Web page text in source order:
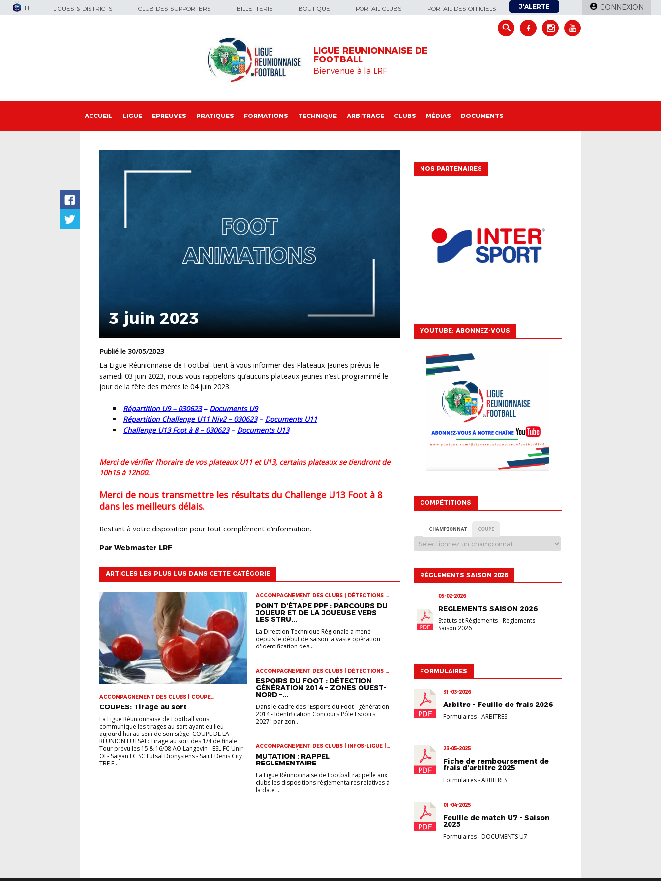
FFF LIGUES & DISTRICTS CLUB DES SUPPORTERS BILLETTERIE BOUTIQUE PORTAIL CLUBS PORTAIL DES OFFICIELS J'ALERTE CONNEXION
LIGUE REUNIONNAISE DE
FOOTBALL
Bienvenue à la LRF
ACCUEIL LIGUE EPREUVES PRATIQUES FORMATIONS TECHNIQUE ARBITRAGE CLUBS MÉDIAS DOCUMENTS
3 juin 2023
Publié le 30/05/2023
La Ligue Réunionnaise de Football tient à vous informer des Plateaux Jeunes prévus le
samedi 03 juin 2023, nous vous rappelons qu’aucuns plateaux jeunes n’est programmé le
jour de la fête des mères le 04 juin 2023.
Répartition U9 – 030623– Documents U9
Répartition Challenge U11 Niv2 – 030623– Documents U11
Challenge U13 Foot à 8 – 030623– Documents U13
Merci de vérifier l’horaire de vos plateaux U11 et U13, certains plateaux se tiendront de
10h15 à 12h00.
Merci de nous transmettre les résultats du Challenge U13 Foot à 8
dans les meilleurs délais.
Restant à votre disposition pour tout complément d’information.
Par Webmaster LRF
ARTICLES LES PLUS LUS DANS CETTE CATÉGORIE
ACCOMPAGNEMENT DES CLUBS | COUPE
DOMINIQUE SAUGER | COUPES | FOOT LOISIR |
FUTSAL | INFOS-LIGUE | JEUNES | U14 | U15 | U17 |
VIE DES CLUBS
COUPES: Tirage au sort
La Ligue Réunionnaise de Football vous
communique les tirages au sort ayant eu lieu
aujourd'hui au sein de son siège COUPE DE LA
RÉUNION FUTSAL: Tirage au sort des 1/4 de finale
Tour prévu les 15 & 16/08 AO Langevin - ESL FC Unir
OI - Saiyan FC SC Futsal Dionysiens - Saint Denis City
TBF F...
ACCOMPAGNEMENT DES CLUBS | DÉTECTIONS |
INFOS-LIGUE | PÔLE ESPOIRS | SPORT-ETUDE
FÉMININ | VIE DES CLUBS
POINT D’ÉTAPE PPF : PARCOURS DU
JOUEUR ET DE LA JOUEUSE VERS
LES STRU...
La Direction Technique Régionale a mené
depuis le début de saison la vaste opération
d'identification des...
ACCOMPAGNEMENT DES CLUBS | DÉTECTIONS |
INFOS-LIGUE | JEUNES | VIE DES CLUBS
ESPOIRS DU FOOT : DÉTECTION
GÉNÉRATION 2014 – ZONES OUEST-
NORD –...
Dans le cadre des "Espoirs du Foot - génération
2014 - Identification Concours Pôle Espoirs
2027" par zon...
ACCOMPAGNEMENT DES CLUBS | INFOS-LIGUE |
STATUTS ET RÈGLEMENTS | VIE DES CLUBS
MUTATION : RAPPEL
RÉGLEMENTAIRE
La Ligue Réunionnaise de Football rappelle aux
clubs les dispositions réglementaires relatives à
la date ...
NOS PARTENAIRES
YOUTUBE: ABONNEZ-VOUS
COMPÉTITIONS
CHAMPIONNAT COUPE
RÈGLEMENTS SAISON 2026
05-02-2026
REGLEMENTS SAISON 2026
Statuts et Règlements- Règlements
Saison 2026
FORMULAIRES
31-03-2026
Arbitre - Feuille de frais 2026
Formulaires-ARBITRES
23-05-2025
Fiche de remboursement de
frais d'arbitre 2025
Formulaires-ARBITRES
01-04-2025
Feuille de match U7 - Saison
2025
Formulaires- DOCUMENTS U7